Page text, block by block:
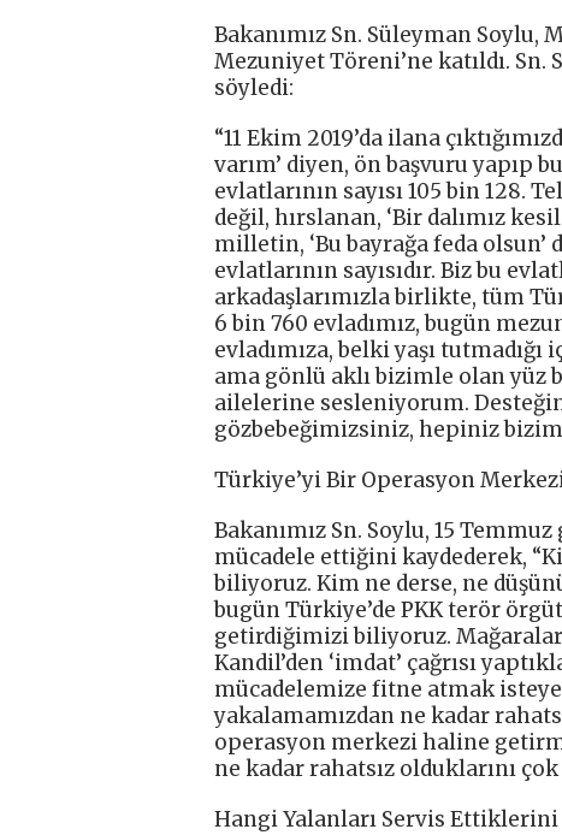
Bakanımız Sn. Süleyman Soylu,
Mezuniyet Töreni’ne katıldı. Sn.
söyledi:
“11 Ekim 2019’da ilana
varım’ diyen, ön başvuru yapıp
evlatlarının sayısı 105 bin 128.
değil, hırslanan, ‘Bir dalımız
milletin, ‘Bu bayrağa feda
evlatlarının sayısıdır. Biz bu
arkadaşlarımızla birlikte, tüm
6 bin 760 evladımız, bugün
evladımıza, belki yaşı
ama gönlü aklı bizimle olan yüz
ailelerine sesleniyorum.
gözbebeğimizsiniz, hepiniz
Türkiye’yi Bir Operasyon
Bakanımız Sn. Soylu, 15
mücadele ettiğini kaydederek,
biliyoruz. Kim ne derse, ne
bugün Türkiye’de PKK terör
getirdiğimizi biliyoruz.
Kandil’den ‘imdat’ çağrısı
mücadelemize fitne atmak
yakalamamızdan ne kadar
operasyon merkezi haline
ne kadar rahatsız olduklarını
Hangi Yalanları Servis